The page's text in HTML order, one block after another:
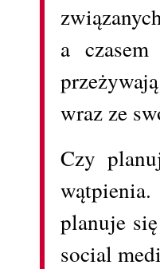
a
wraz ze
Czy
planuje
social